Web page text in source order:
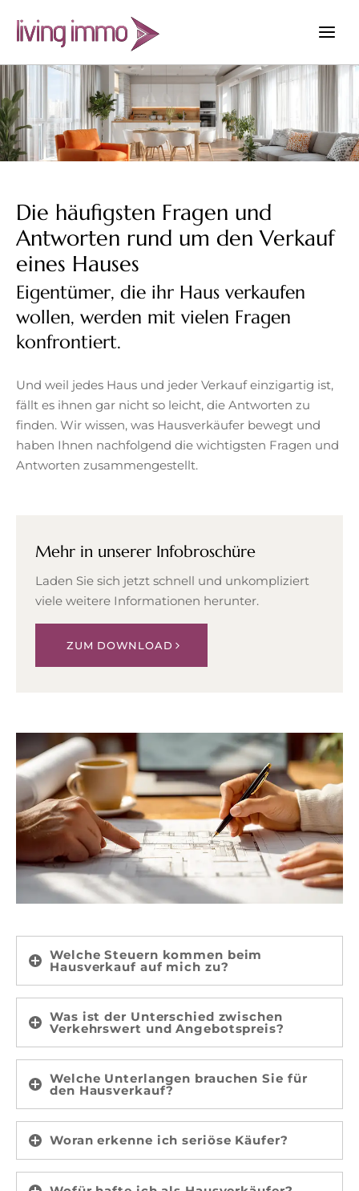
Inhalt
Die häufigsten Fragen und
Antworten rund um den Verkauf
eines Hauses
Eigentümer, die ihr Haus verkaufen
wollen, werden mit vielen Fragen
konfrontiert.
Und weil jedes Haus und jeder Verkauf einzigartig ist,
fällt es ihnen gar nicht so leicht, die Antworten zu
finden. Wir wissen, was Hausverkäufer bewegt und
haben Ihnen nachfolgend die wichtigsten Fragen und
Antworten zusammengestellt.
Mehr in unserer Infobroschüre
Laden Sie sich jetzt schnell und unkompliziert
viele weitere Informationen herunter.
ZUM DOWNLOAD
Welche Steuern kommen beim
Hausverkauf auf mich zu?
Was ist der Unterschied zwischen
Verkehrswert und Angebotspreis?
Welche Unterlangen brauchen Sie für
den Hausverkauf?
Woran erkenne ich seriöse Käufer?